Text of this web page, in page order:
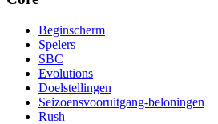
Beginscherm
Spelers
SBC
Evolutions
Doelstellingen
Seizoensvooruitgang-beloningen
Rush